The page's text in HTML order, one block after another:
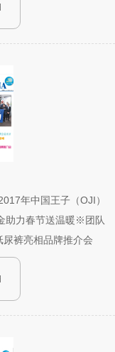
年中国王子（OJI）
助力春节送温暖※团队
裤亮相品牌推介会